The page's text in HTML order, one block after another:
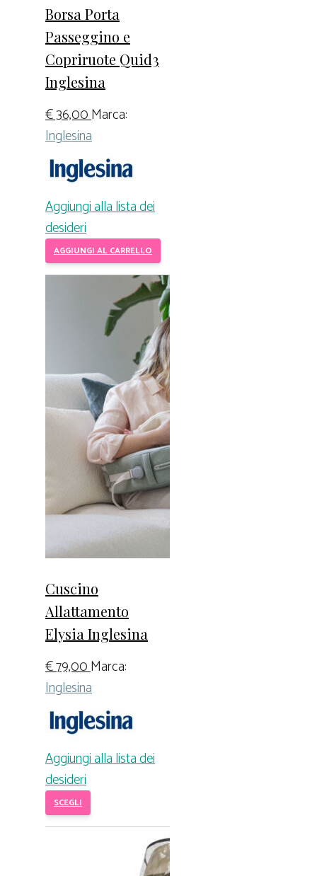
Borsa Porta
Passeggino e
Copriruote Quid3
Inglesina
€36,00Marca:
Inglesina
Aggiungi alla lista dei
desideri
AGGIUNGI AL CARRELLO
Cuscino
Allattamento
Elysia Inglesina
€79,00Marca:
Inglesina
Aggiungi alla lista dei
desideri
SCEGLI